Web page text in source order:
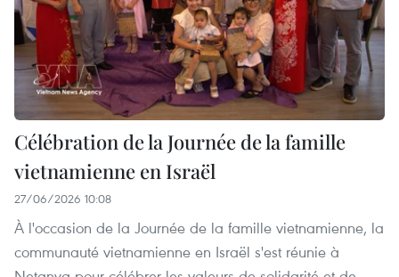
Célébration de la Journée de la famille
vietnamienne en Israël
27/06/2026 10:08
À l'occasion de la Journée de la famille vietnamienne, la
communauté vietnamienne en Israël s'est réunie à